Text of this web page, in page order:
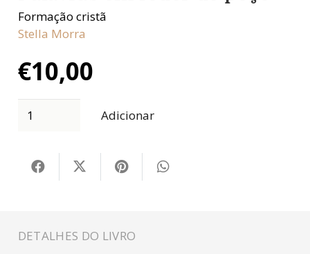
Formação cristã
Stella Morra
€10,00
Adicionar
DETALHES DO LIVRO